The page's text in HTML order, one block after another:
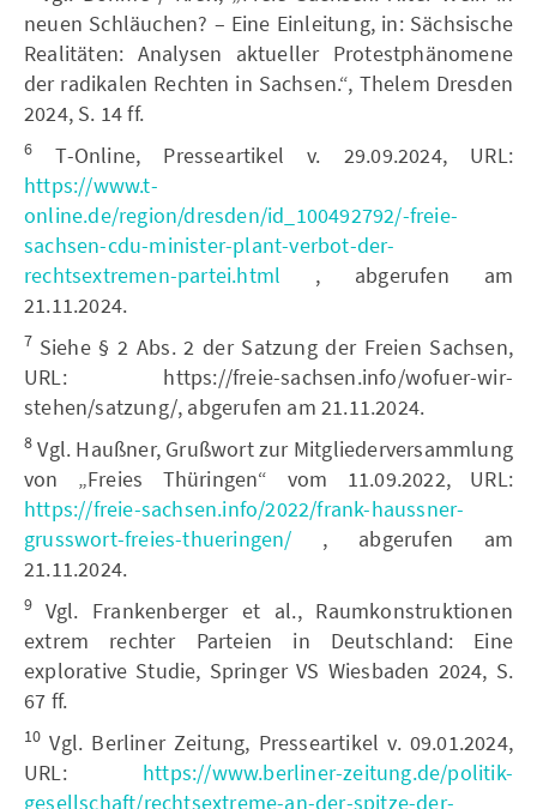
neuen Schläuchen? – Eine Einleitung, in: Sächsische
Realitäten: Analysen aktueller Protestphänomene
der radikalen Rechten in Sachsen.“, Thelem Dresden
2024, S. 14 ff.
6
T-Online, Presseartikel v. 29.09.2024, URL:
https://www.t-
online.de/region/dresden/id_100492792/-freie-
sachsen-cdu-minister-plant-verbot-der-
rechtsextremen-partei.html , abgerufen am
21.11.2024.
7 Siehe § 2 Abs. 2 der Satzung der Freien Sachsen,
URL: https://freie-sachsen.info/wofuer-wir-
stehen/satzung/, abgerufen am 21.11.2024.
8 Vgl. Haußner, Grußwort zur Mitgliederversammlung
von „Freies Thüringen“ vom 11.09.2022, URL:
https://freie-sachsen.info/2022/frank-haussner-
grusswort-freies-thueringen/ , abgerufen am
21.11.2024.
9 Vgl. Frankenberger et al., Raumkonstruktionen
extrem rechter Parteien in Deutschland: Eine
explorative Studie, Springer VS Wiesbaden 2024, S.
67 ff.
10 Vgl. Berliner Zeitung, Presseartikel v. 09.01.2024,
URL: https://www.berliner-zeitung.de/politik-
gesellschaft/rechtsextreme-an-der-spitze-der-